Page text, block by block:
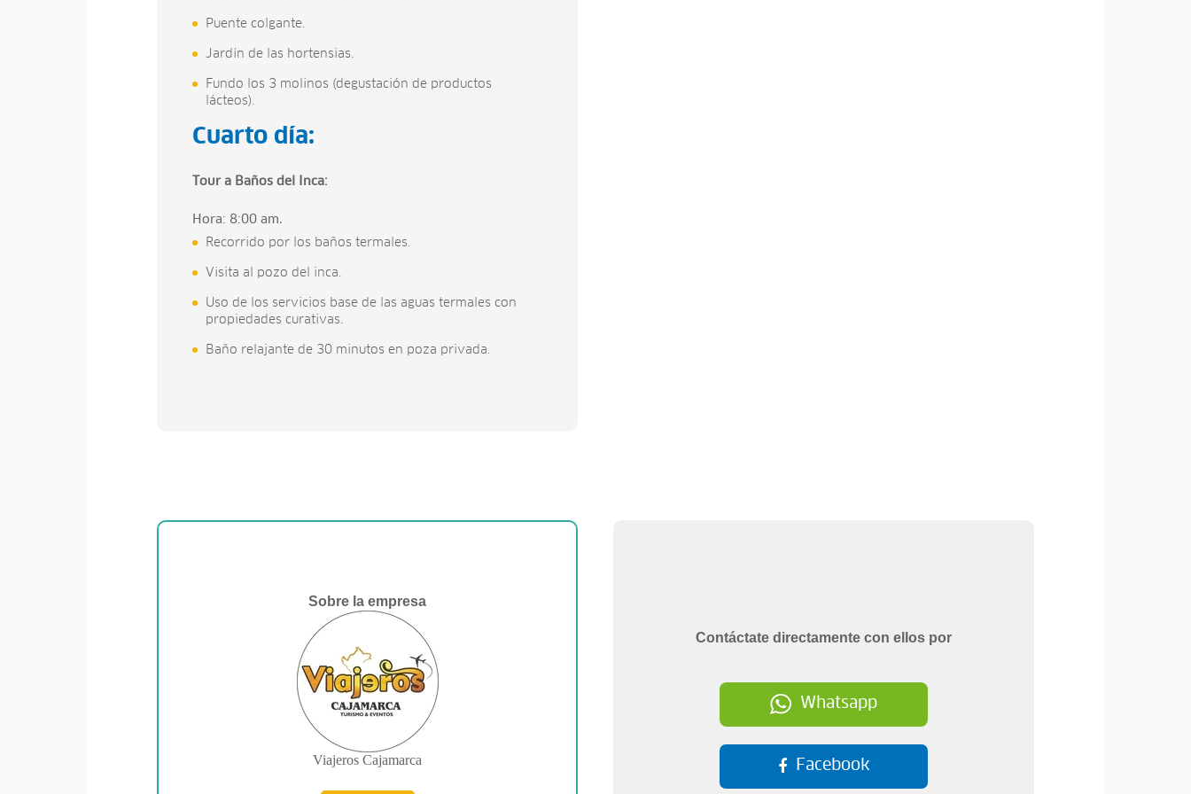
Puente colgante.
Jardín de las hortensias.
Fundo los 3 molinos (degustación de productos
lácteos).
Cuarto día:
Tour a Baños del Inca:
Hora: 8:00 am.
Recorrido por los baños termales.
Visita al pozo del inca.
Uso de los servicios base de las aguas termales con
propiedades curativas.
Baño relajante de 30 minutos en poza privada.
Sobre la empresa
Viajeros Cajamarca
Contáctate directamente con ellos por
Whatsapp
Facebook